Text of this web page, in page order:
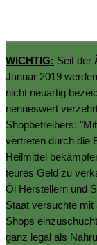
WICHTIG: Seit der
Januar 2019
nicht neuartig
nenneswert
Shopbetreibers:
vertreten durch die
Heilmittel
teures Geld zu
Öl Herstellern und
Staat versuchte mit
Shops
ganz legal als